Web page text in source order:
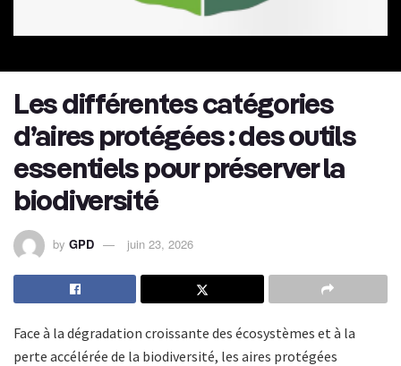
Les différentes catégories
d’aires protégées : des outils
essentiels pour préserver la
biodiversité
by GPD juin 23, 2026
Face à la dégradation croissante des écosystèmes et à la
perte accélérée de la biodiversité, les aires protégées